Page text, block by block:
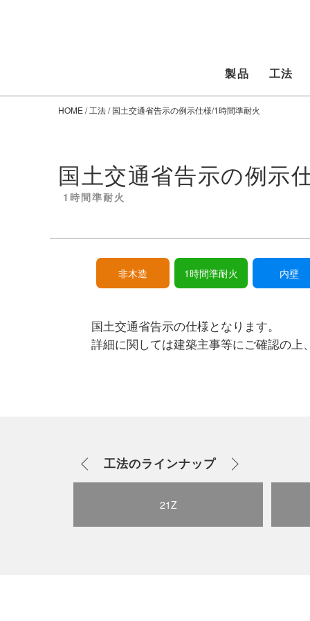
製品 工法
HOME/工法/ 国土交通省告示の例示仕様/1時間準耐火
国土交通省告示の例示
1時間準耐火
非木造 1時間準耐火 内壁
国土交通省告示の仕様となります。
詳細に関しては建築主事等にご確認の上
工法のラインナップ
21Z